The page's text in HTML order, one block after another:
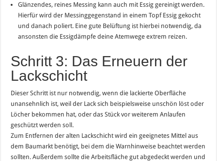
Glänzendes, reines Messing kann auch mit Essig gereinigt werden.
Hierfür wird der Messinggegenstand in einem Topf Essig gekocht
und danach poliert. Eine gute Belüftung ist hierbei notwendig, da
ansonsten die Essigdämpfe deine Atemwege extrem reizen.
Schritt 3: Das Erneuern der
Lackschicht
Dieser Schritt ist nur notwendig, wenn die lackierte Oberfläche
unansehnlich ist, weil der Lack sich beispielsweise unschön löst oder
Löcher bekommen hat, oder das Stück vor weiterem Anlaufen
geschützt werden soll.
Zum Entfernen der alten Lackschicht wird ein geeignetes Mittel aus
dem Baumarkt benötigt, bei dem die Warnhinweise beachtet werden
sollten. Außerdem sollte die Arbeitsfläche gut abgedeckt werden und